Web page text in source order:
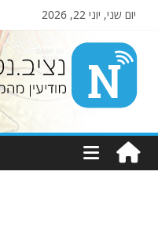
יום שני, יוני 22, 2026
Nziv.net
מודיעין
מהמקורות